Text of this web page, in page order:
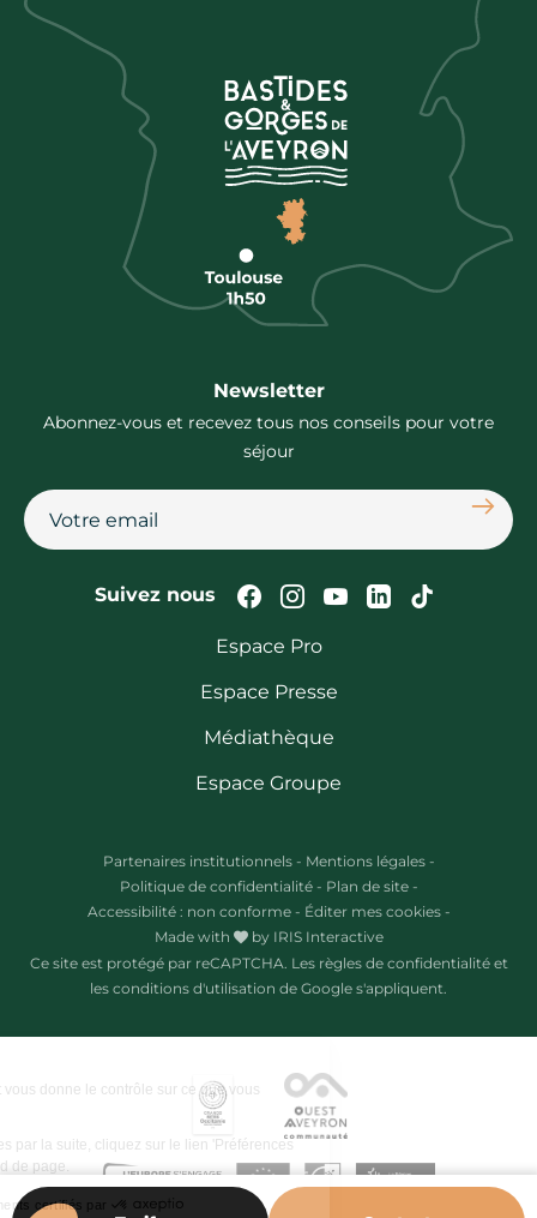
Newsletter
Abonnez-vous et recevez tous nos conseils pour votre
séjour
Suivez nous Suivez-nous sur
Suivez-nous sur
Suivez-nous
Suivez-Suivez-
Espace Pro
Espace Presse
Médiathèque
Espace Groupe
Partenaires institutionnels - Mentions légales -
Politique de confidentialité - Plan de site -
Accessibilité : non conforme - Éditer mes cookies -
Made with
by IRIS Interactive
Ce site est protégé par reCAPTCHA. Les règles de confidentialitéet
les conditions d'utilisation de Google s'appliquent.
Ce site utilise des cookies et vous donne le contrôle sur ce que vous
Pour modifier vos préférences par la suite, cliquez sur le lien 'Préférences
de cookies' situé dans le pied de page.
Consentements certifiés par